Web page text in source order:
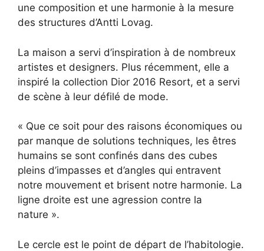
une composition et une harmonie à la mesure
des structures d’Antti Lovag.
La maison a servi d’inspiration à de nombreux
artistes et designers. Plus récemment, elle a
inspiré la collection Dior 2016 Resort, et a servi
de scène à leur défilé de mode.
« Que ce soit pour des raisons économiques ou
par manque de solutions techniques, les êtres
humains se sont confinés dans des cubes
pleins d’impasses et d’angles qui entravent
notre mouvement et brisent notre harmonie. La
ligne droite est une agression contre la
nature ».
Le cercle est le point de départ de l’habitologie.